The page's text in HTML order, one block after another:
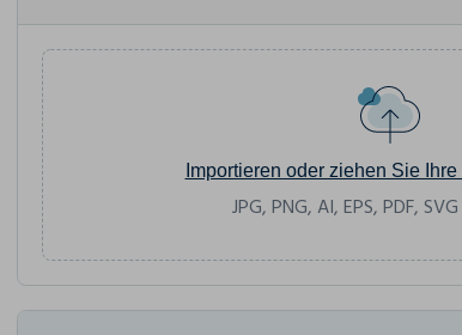
Importieren oder ziehen Sie
JPG, PNG, AI, EPS, PDF,